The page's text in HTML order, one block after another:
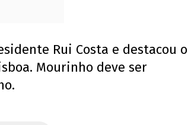
Rui Costa e destacou o
Mourinho deve ser